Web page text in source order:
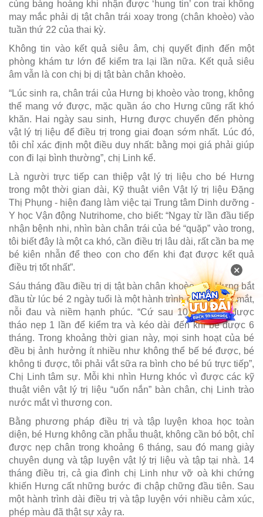
cùng bàng hoàng khi nhận được ‘hung tin’ con trai không
may mắc phải dị tật chân trái xoay trong (chân khoèo) vào
tuần thứ 22 của thai kỳ.
Không tin vào kết quả siêu âm, chị quyết định đến một
phòng khám tư lớn để kiểm tra lại lần nữa. Kết quả siêu
âm vẫn là con chị bị dị tật bàn chân khoèo.
“Lúc sinh ra, chân trái của Hưng bị khoèo vào trong, không
thể mang vớ được, mặc quần áo cho Hưng cũng rất khó
khăn. Hai ngày sau sinh, Hưng được chuyển đến phòng
vật lý trị liệu để điều trị trong giai đoạn sớm nhất. Lúc đó,
tôi chỉ xác định một điều duy nhất: bằng mọi giá phải giúp
con đi lại bình thường”, chị Linh kể.
Là người trực tiếp can thiệp vật lý trị liệu cho bé Hưng
trong một thời gian dài, Kỹ thuật viên Vật lý trị liệu Đặng
Thị Phụng - hiện đang làm việc tại Trung tâm Dinh dưỡng -
Y học Vận động Nutrihome, cho biết: “Ngay từ lần đầu tiếp
nhận bệnh nhi, nhìn bàn chân trái của bé “quặp” vào trong,
tôi biết đây là một ca khó, cần điều trị lâu dài, rất cần ba mẹ
bé kiên nhẫn để theo con cho đến khi đạt được kết quả
điều trị tốt nhất”.
Sáu tháng đầu điều trị dị tật bàn chân khoèo cho Hưng bắt
đầu từ lúc bé 2 ngày tuổi là một hành trình có cả nước mắt,
nỗi đau và niềm hạnh phúc. “Cứ sau 10 ngày bé được
tháo nẹp 1 lần để kiểm tra và kéo dài đến khi bé được 6
tháng. Trong khoảng thời gian này, mọi sinh hoạt của bé
đều bị ảnh hưởng ít nhiều như không thể bế bé được, bé
không ti được, tôi phải vắt sữa ra bình cho bé bú trực tiếp”,
Chị Linh tâm sự. Mỗi khi nhìn Hưng khóc vì được các kỹ
thuật viên vật lý trị liệu “uốn nắn” bàn chân, chị Linh trào
nước mắt vì thương con.
Bằng phương pháp điều trị và tập luyện khoa học toàn
diện, bé Hưng không cần phẫu thuật, không cần bó bột, chỉ
được nẹp chân trong khoảng 6 tháng, sau đó mang giày
chuyên dụng và tập luyện vật lý trị liệu và tập tại nhà. 14
tháng điều trị, cả gia đình chị Linh như vỡ oà khi chứng
khiến Hưng cất những bước đi chập chững đầu tiên. Sau
một hành trình dài điều trị và tập luyện với nhiều cảm xúc,
phép màu đã thật sự xảy ra.
×